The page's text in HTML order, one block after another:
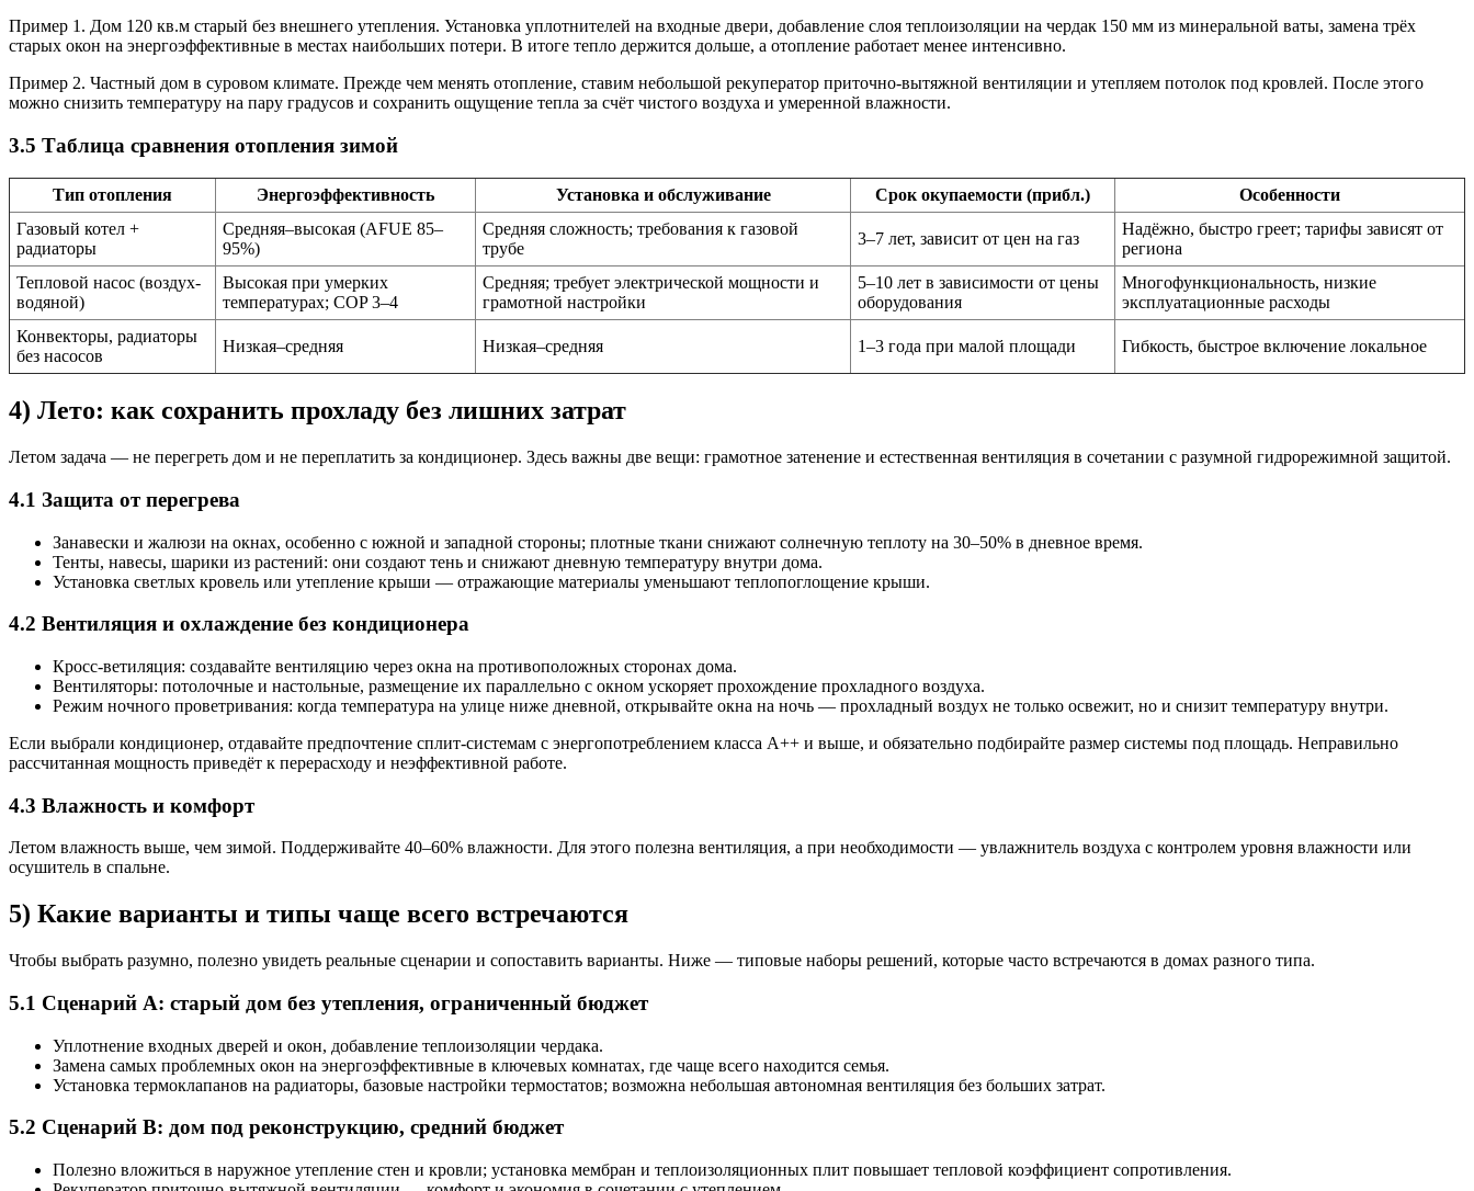
Пример 1. Дом 120 кв.м старый без внешнего утепления. Установка уплотнителей на входные двери, добавление слоя теплоизоляции на чердак 150 мм из минеральной ваты, замена трёх
старых окон на энергоэффективные в местах наибольших потери. В итоге тепло держится дольше, а отопление работает менее интенсивно.
Пример 2. Частный дом в суровом климате. Прежде чем менять отопление, ставим небольшой рекуператор приточно-вытяжной вентиляции и утепляем потолок под кровлей. После этого
можно снизить температуру на пару градусов и сохранить ощущение тепла за счёт чистого воздуха и умеренной влажности.
3.5 Таблица сравнения отопления зимой
Тип отопления Энергоэффективность Установка и обслуживание Срок окупаемости (прибл.)
Особенности
Газовый котел +
радиаторы
Средняя–высокая (AFUE 85–
95%)
Средняя сложность; требования к газовой
трубе
3–7 лет, зависит от цен на газ
Надёжно, быстро греет; тарифы зависят от
региона
Тепловой насос (воздух-
водяной)
Высокая при умерких
температурах; COP 3–4
Средняя; требует электрической мощности и
грамотной настройки
5–10 лет в зависимости от цены
оборудования
Многофункциональность, низкие
эксплуатационные расходы
Конвекторы, радиаторы
без насосов
Низкая–средняя Низкая–средняя 1–3 года при малой площади Гибкость, быстрое включение локальное
4) Лето: как сохранить прохладу без лишних затрат
Летом задача — не перегреть дом и не переплатить за кондиционер. Здесь важны две вещи: грамотное затенение и естественная вентиляция в сочетании с разумной гидрорежимной защитой.
4.1 Защита от перегрева
Занавески и жалюзи на окнах, особенно с южной и западной стороны; плотные ткани снижают солнечную теплоту на 30–50% в дневное время.
Тенты, навесы, шарики из растений: они создают тень и снижают дневную температуру внутри дома.
Установка светлых кровель или утепление крыши — отражающие материалы уменьшают теплопоглощение крыши.
4.2 Вентиляция и охлаждение без кондиционера
Кросс-ветиляция: создавайте вентиляцию через окна на противоположных сторонах дома.
Вентиляторы: потолочные и настольные, размещение их параллельно с окном ускоряет прохождение прохладного воздуха.
Режим ночного проветривания: когда температура на улице ниже дневной, открывайте окна на ночь — прохладный воздух не только освежит, но и снизит температуру внутри.
Если выбрали кондиционер, отдавайте предпочтение сплит-системам с энергопотреблением класса A++ и выше, и обязательно подбирайте размер системы под площадь. Неправильно
рассчитанная мощность приведёт к перерасходу и неэффективной работе.
4.3 Влажность и комфорт
Летом влажность выше, чем зимой. Поддерживайте 40–60% влажности. Для этого полезна вентиляция, а при необходимости — увлажнитель воздуха с контролем уровня влажности или
осушитель в спальне.
5) Какие варианты и типы чаще всего встречаются
Чтобы выбрать разумно, полезно увидеть реальные сценарии и сопоставить варианты. Ниже — типовые наборы решений, которые часто встречаются в домах разного типа.
5.1 Сценарий A: старый дом без утепления, ограниченный бюджет
Уплотнение входных дверей и окон, добавление теплоизоляции чердака.
Замена самых проблемных окон на энергоэффективные в ключевых комнатах, где чаще всего находится семья.
Установка термоклапанов на радиаторы, базовые настройки термостатов; возможна небольшая автономная вентиляция без больших затрат.
5.2 Сценарий B: дом под реконструкцию, средний бюджет
Полезно вложиться в наружное утепление стен и кровли; установка мембран и теплоизоляционных плит повышает тепловой коэффициент сопротивления.